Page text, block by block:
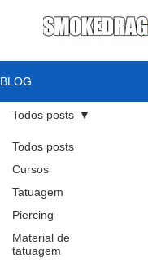
BLOG
Todos posts
Cursos
Tatuagem
Piercing
Material de
tatuagem
Todos posts